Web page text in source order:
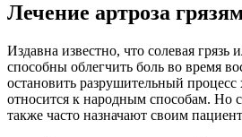
Лечение артроза
Издавна известно, что солевая грязь
способны облегчить боль во время
остановить разрушительный
относится к народным способам. Но
также часто назначают своим